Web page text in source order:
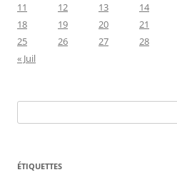
11
12 13 14
18
19 20 21
25
26 27 28
« Juil
ÉTIQUETTES